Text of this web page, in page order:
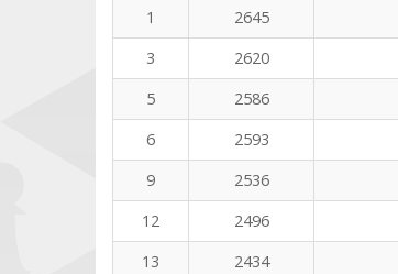
1
2645
3
2620
5
2586
6
2593
9
2536
12
2496
13
2434